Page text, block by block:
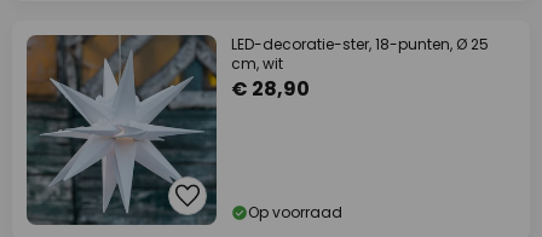
LED-decoratie-ster, 18-punten, Ø 25
cm, wit
€ 28,90
Op voorraad